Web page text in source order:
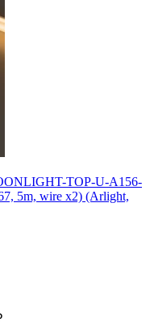
TOP-U-A156-
5m, wire x2) (Arlight,